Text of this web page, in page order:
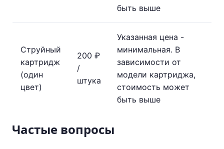
быть выше
Струйный
картридж
(один
цвет)
200 ₽
/
штука
Указанная цена -
минимальная. В
зависимости от
модели картриджа,
стоимость может
быть выше
Частые вопросы